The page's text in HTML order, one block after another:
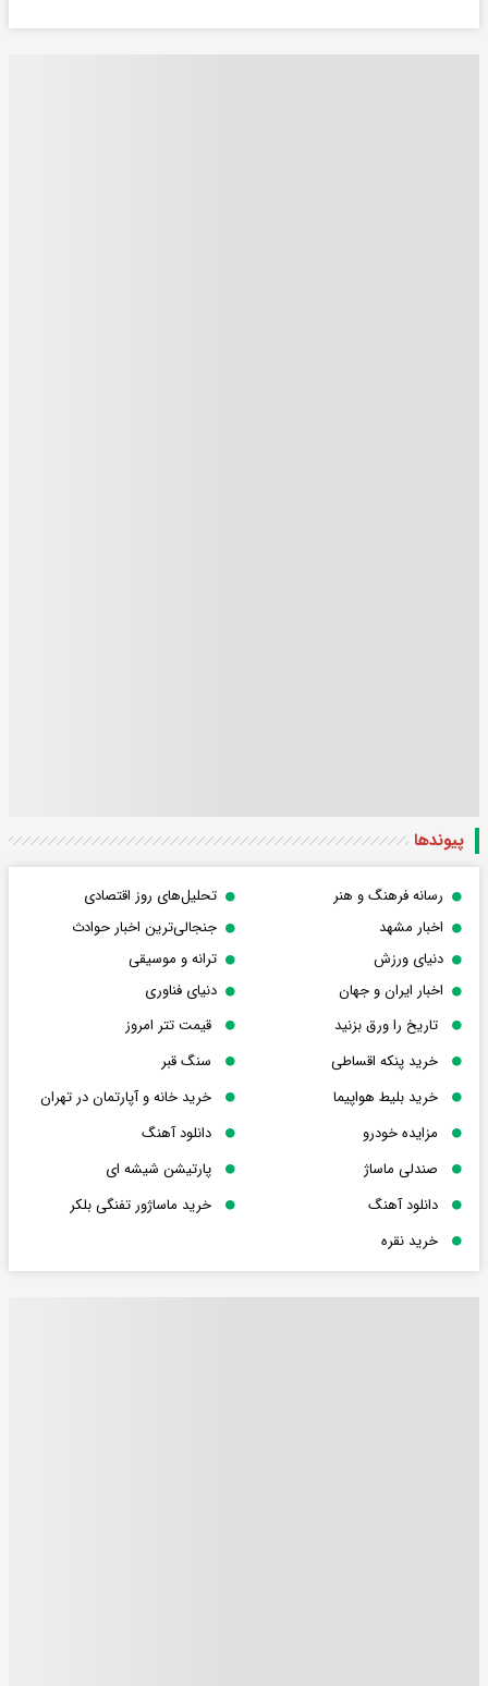
پیوندها
رسانه فرهنگ و هنر
تحلیل‌های روز اقتصادی
اخبار مشهد
جنجالی‌ترین اخبار حوادث
دنیای ورزش
ترانه و موسیقی
اخبار ایران و جهان
دنیای فناوری
تاریخ را ورق بزنید
قیمت تتر امروز
خرید پنکه اقساطی
سنگ قبر
خرید بلیط هواپیما
خرید خانه و آپارتمان در تهران
مزایده خودرو
دانلود آهنگ
صندلی ماساژ
پارتیشن شیشه ای
دانلود آهنگ
خرید ماساژور تفنگی بلکر
خرید نقره